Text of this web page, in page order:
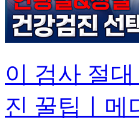
이 검사 절
진 꿀팁ㅣ메